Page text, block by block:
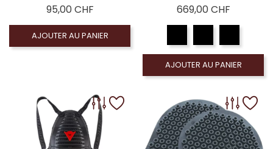
95,00 CHFPrix
AJOUTER AU PANIER
669,00 CHFPrix
AJOUTER AU PANIER